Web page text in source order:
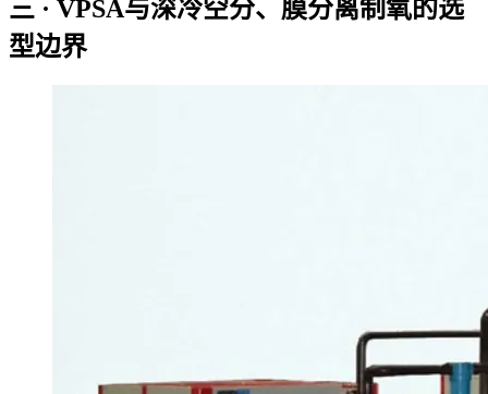
三 · VPSA与深冷空分、膜分离制氧的选
型边界